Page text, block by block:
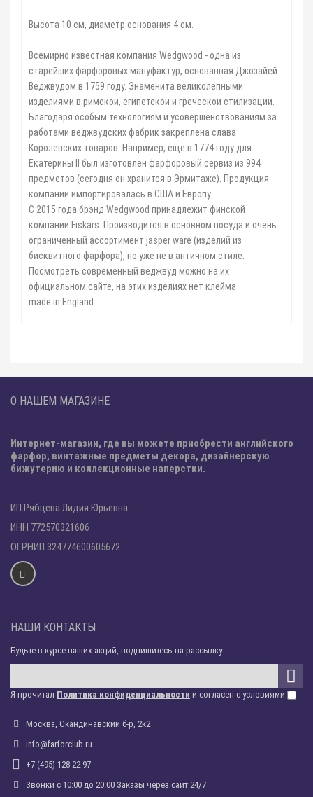
Высота 10 см, диаметр основания 4 см.
Всемирно известная компания Wedgwood - одна из
старейших фарфоровых мануфактур, основанная Джозайей
Веджвудом в 1759 году. Знаменита великолепными
изделиями в римскои‌, египетскои‌ и греческои‌ стилизации.
Благодаря особым технологиям и усовершенствованиям за
работами веджвудских фабрик закреплена слава
Королевских товаров. Например, еще в 1774 году для
Екатерины II был изготовлен фарфоровый сервиз из 994
предметов (сегодня он хранится в Эрмитаже). Продукция
компании импортировалась в США и Европу.
С 2015 года брэнд Wedgwood принадлежит финской
компании Fiskars. Производится в основном посуда и очень
ограниченный ассортимент jasper ware (изделий из
бисквитного фарфора), но уже не в античном стиле.
Посмотреть современный веджвуд можно на их
официальном сайте, на этих изделиях нет клейма
made in England.
О НАШЕМ МАГАЗИНЕ
Интернет-магазин, где вы можете приобрести английского
фарфор, винтажные предметы декора, дизайнерскую
бижутерию и коллекционные наперстки.
ИП Рябцева Лидия Юрьевна
ИНН 772570321606
ОГРНИП 324774600605672
НАШИ КОНТАКТЫ
Будьте в курсе наших акций, подпишитесь на рассылку:
Я прочитал Политика конфиденциальности и согласен с условиями
Москва, Скандинавский б-р, 2к2
info@farforclub.ru
+7 (495) 128-22-97
Звонки c 10:00 до 20:00 Заказы через сайт 24/7